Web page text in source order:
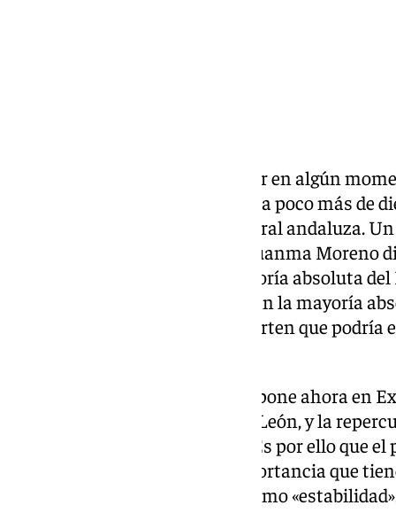
Extremadura tenía que aparecer en algún
Vox de la región vecina emergió a poco más de
oficialmente la campaña electoral andaluza.
cuando menos conviene a un Juanma Moreno
demoscopia apunta a otra mayoría absoluta
mágica de los 55 escaños que dan la mayoría
Hay sondeos que, incluso, advierten que
Pero, evidentemente, el foco se pone ahora en
pasar en Aragón y en Castilla y León, y la
eso sobre la política andaluza. Es por ello que
remarca más que nunca la importancia que
mayoría que Moreno traduce como